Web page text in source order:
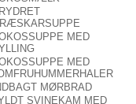
MED
MED
MØRBRAD
SVINEKAM MED